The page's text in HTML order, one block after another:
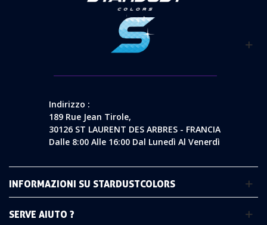
Indirizzo :
189 Rue Jean Tirole,
30126 ST LAURENT DES ARBRES - FRANCIA
Dalle 8:00 Alle 16:00 Dal Lunedì Al Venerdì
INFORMAZIONI SU STARDUSTCOLORS
SERVE AIUTO ?